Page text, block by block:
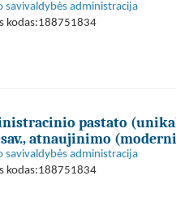
savivaldybės administracija
kodas:188751834
pastato
atnaujinimo
savivaldybės administracija
kodas:188751834